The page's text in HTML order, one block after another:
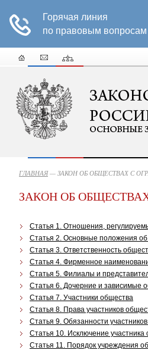
ГЛАВНАЯ— ЗАКОН ОБ ОБЩЕСТВАХ С
ЗАКОН ОБ
Статья 1. Отношения,
Статья 2. Основные положения об
Статья 3. Ответственность
Статья 4. Фирменное
Статья 5. Филиалы и
Статья 6. Дочерние и зависимые
Статья 7. Участники общества
Статья 8. Права участников
Статья 9. Обязанности
Статья 10. Исключение
Статья 11. Порядок учреждения